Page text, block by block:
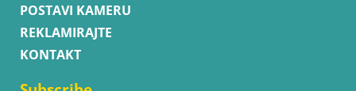
POSTAVI KAMERU
REKLAMIRAJTE
KONTAKT